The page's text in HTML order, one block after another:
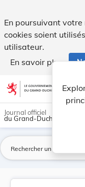
En poursuivant
cookies soient
utilisateur.
En savoir plus
Aller au contenu
Journal officiel
du Grand-Duché de